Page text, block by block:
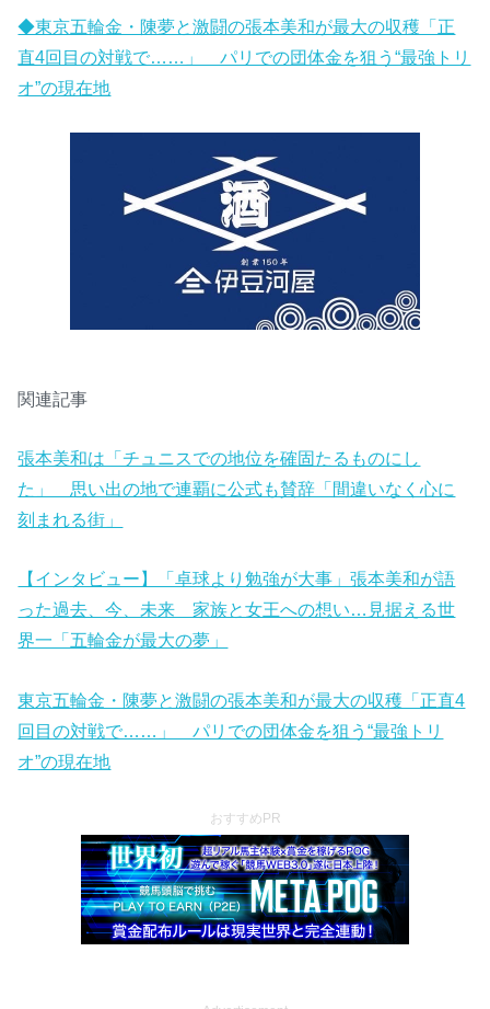
◆東京五輪金・陳夢と激闘の張本美和が最大の収穫「正
直4回目の対戦で……」 パリでの団体金を狙う“最強トリ
オ”の現在地
関連記事
張本美和は「チュニスでの地位を確固たるものにし
た」 思い出の地で連覇に公式も賛辞「間違いなく心に
刻まれる街」
【インタビュー】「卓球より勉強が大事」張本美和が語
った過去、今、未来 家族と女王への想い…見据える世
界一「五輪金が最大の夢」
東京五輪金・陳夢と激闘の張本美和が最大の収穫「正直4
回目の対戦で……」 パリでの団体金を狙う“最強トリ
オ”の現在地
おすすめPR